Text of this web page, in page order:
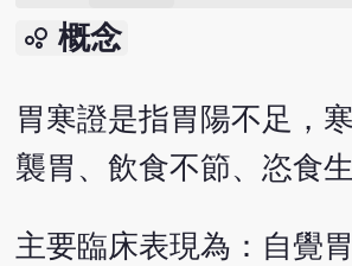
bubble_chart 概念
胃寒證是指胃陽不足，
襲胃、飲食不節、恣食
主要臨床表現為：自覺